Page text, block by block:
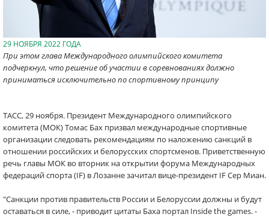
29 НОЯБРЯ 2022 ГОДА
При этом глава Международного олимпийского комитета
подчеркнул, что решение об участии в соревнованиях должно
приниматься исключительно по спортивному принципу
ТАСС, 29 ноября. Президент Международного олимпийского
комитета (МОК) Томас Бах призвал международные спортивные
организации следовать рекомендациям по наложению санкций в
отношении российских и белорусских спортсменов. Приветственную
речь главы МОК во вторник на открытии форума Международных
федераций спорта (IF) в Лозанне зачитал вице-президент IF Сер Миан.
"Санкции против правительств России и Белоруссии должны и будут
оставаться в силе, - приводит цитаты Баха портал Inside the games. -